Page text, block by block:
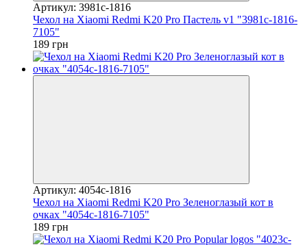
Артикул: 3981c-1816
Чехол на Xiaomi Redmi K20 Pro Пастель v1 "3981c-1816-
7105"
189 грн
Артикул: 4054c-1816
Чехол на Xiaomi Redmi K20 Pro Зеленоглазый кот в
очках "4054c-1816-7105"
189 грн